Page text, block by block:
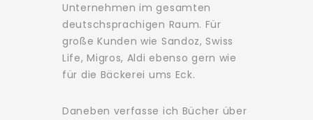
Unternehmen im gesamten
deutschsprachigen Raum. Für
große Kunden wie Sandoz, Swiss
Life, Migros, Aldi ebenso gern wie
für die Bäckerei ums Eck.
Daneben verfasse ich Bücher über